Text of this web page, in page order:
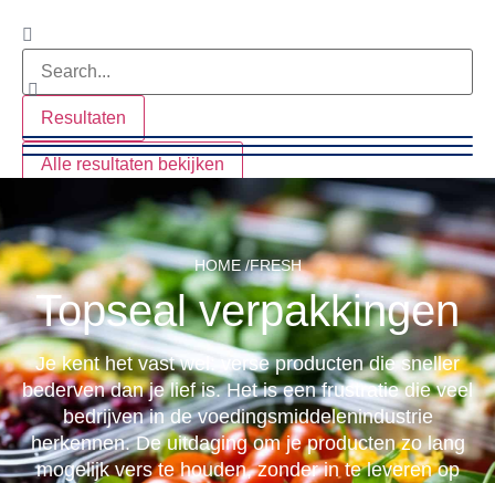
Resultaten
Alle resultaten bekijken
HOME /FRESH
Topseal verpakkingen
Je kent het vast wel: verse producten die sneller
bederven dan je lief is. Het is een frustratie die veel
bedrijven in de voedingsmiddelenindustrie
herkennen. De uitdaging om je producten zo lang
mogelijk vers te houden, zonder in te leveren op